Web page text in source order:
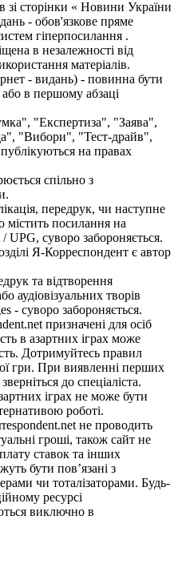
зі сторінки « Новини України
- обов'язкове пряме
гіперпосилання .
в незалежності від
матеріалів.
- видань) - повинна бути
в першому абзаці
"Експертиза", "Заява",
"Вибори", "Тест-драйв",
на правах
спільно з
передрук, чи наступне
посилання на
UPG, суворо забороняється.
Я-Корреспондент є автор
та відтворення
аудіовізуальних творів
- суворо забороняється.
призначені для осіб
в азартних іграх може
Дотримуйтесь правил
гри. При виявленні перших
до спеціаліста.
іграх не може бути
роботі.
не проводить
гроші, також сайт не
ставок та інших
бути пов’язані з
чи тоталізаторами. Будь-
ресурсі
виключно в